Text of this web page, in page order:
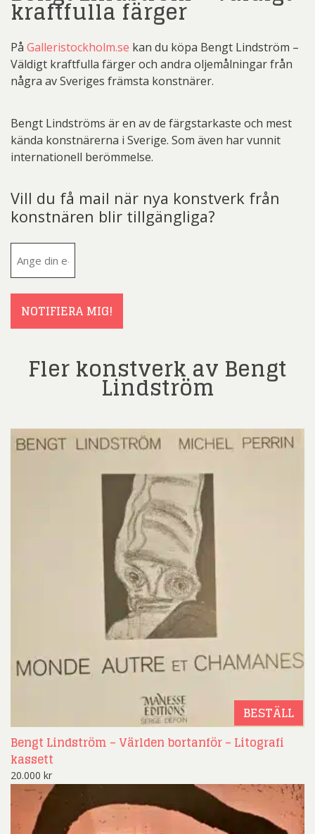
kraftfulla färger
På Galleristockholm.se kan du köpa Bengt Lindström –
Väldigt kraftfulla färger och andra oljemålningar från
några av Sveriges främsta konstnärer.
Bengt Lindströms är en av de färgstarkaste och mest
kända konstnärerna i Sverige. Som även har vunnit
internationell berömmelse.
Vill du få mail när nya konstverk från
konstnären blir tillgängliga?
NOTIFIERA MIG!
Fler konstverk av Bengt
Lindström
BESTÄLL
Bengt Lindström – Världen bortanför – Litografi
kassett
20.000 kr